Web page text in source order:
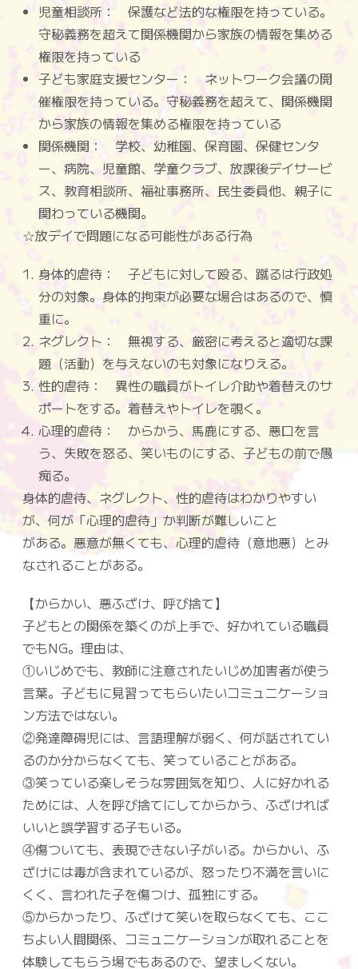
児童相談所： 保護など法的な権限を持っている。
守秘義務を超えて関係機関から家族の情報を集める
権限を持っている
子ども家庭支援センター： ネットワーク会議の開
催権限を持っている。守秘義務を超えて、関係機関
から家族の情報を集める権限を持っている
関係機関： 学校、幼稚園、保育園、保健センタ
ー、病院、児童館、学童クラブ、放課後デイサービ
ス、教育相談所、福祉事務所、民生委員他、親子に
関わっている機関。
☆放デイで問題になる可能性がある行為
身体的虐待： 子どもに対して殴る、蹴るは行政処
分の対象。身体的拘束が必要な場合はあるので、慎
重に。
ネグレクト： 無視する、厳密に考えると適切な課
題（活動）を与えないのも対象になりえる。
性的虐待： 異性の職員がトイレ介助や着替えのサ
ポートをする。着替えやトイレを覗く。
心理的虐待： からかう、馬鹿にする、悪口を言
う、失敗を怒る、笑いものにする、子どもの前で愚
痴る。
身体的虐待、ネグレクト、性的虐待はわかりやすい
が、何が「心理的虐待」か判断が難しいこと
がある。悪意が無くても、心理的虐待（意地悪）とみ
なされることがある。
【からかい、悪ふざけ、呼び捨て】
子どもとの関係を築くのが上手で、好かれている職員
でもNG。理由は、
①いじめでも、教師に注意されたいじめ加害者が使う
言葉。子どもに見習ってもらいたいコミュニケーショ
ン方法ではない。
②発達障碍児には、言語理解が弱く、何が話されてい
るのか分からなくても、笑っていることがある。
③笑っている楽しそうな雰囲気を知り、人に好かれる
ためには、人を呼び捨てにしてからかう、ふざければ
いいと誤学習する子もいる。
④傷ついても、表現できない子がいる。からかい、ふ
ざけには毒が含まれているが、怒ったり不満を言いに
くく、言われた子を傷つけ、孤独にする。
⑤からかったり、ふざけて笑いを取らなくても、ここ
ちよい人間関係、コミュニケーションが取れることを
体験してもらう場でもあるので、望ましくない。